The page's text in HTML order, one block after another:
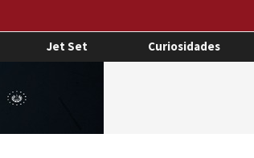
Jet Set Curiosidades